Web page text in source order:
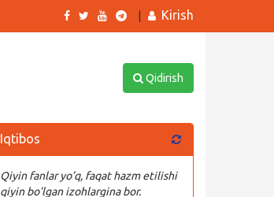
Kirish
Qidirish
Iqtibos
Qiyin fanlar yo’q, faqat hazm etilishi
qiyin bo’lgan izohlargina bor.